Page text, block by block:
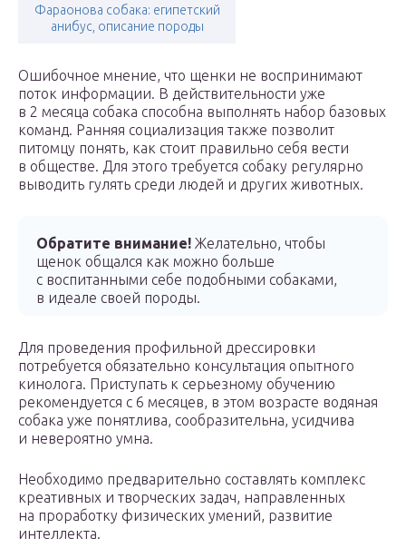
Фараонова собака: египетский
анибус, описание породы
Ошибочное мнение, что щенки не воспринимают
поток информации. В действительности уже
в 2 месяца собака способна выполнять набор базовых
команд. Ранняя социализация также позволит
питомцу понять, как стоит правильно себя вести
в обществе. Для этого требуется собаку регулярно
выводить гулять среди людей и других животных.
Обратите внимание! Желательно, чтобы
щенок общался как можно больше
с воспитанными себе подобными собаками,
в идеале своей породы.
Для проведения профильной дрессировки
потребуется обязательно консультация опытного
кинолога. Приступать к серьезному обучению
рекомендуется с 6 месяцев, в этом возрасте водяная
собака уже понятлива, сообразительна, усидчива
и невероятно умна.
Необходимо предварительно составлять комплекс
креативных и творческих задач, направленных
на проработку физических умений, развитие
интеллекта.